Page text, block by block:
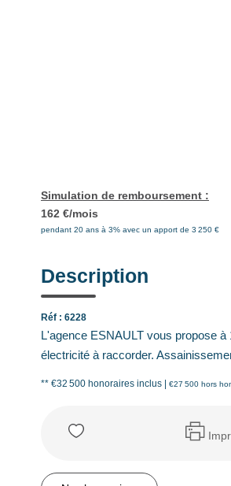
Simulation de remboursement :
162 €/mois
pendant 20 ans à 3% avec un apport de 3 250 €
Description
Réf : 6228
L'agence ESNAULT vous propose
électricité à raccorder.
** €32 500 honoraires inclus €27 500 hors